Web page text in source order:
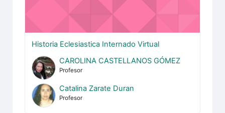
Historia Eclesiastica Internado Virtual
CAROLINA CASTELLANOS GÓMEZ
Profesor
Catalina Zarate Duran
Profesor